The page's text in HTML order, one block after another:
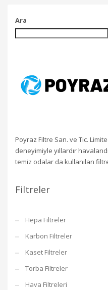
Ara
Poyraz Filtre San. ve Tic.
deneyimiyle yıllardır
temiz odalar da kullanılan
Filtreler
Hepa Filtreler
Karbon Filtreler
Kaset Filtreler
Torba Filtreler
Hava Filtreleri